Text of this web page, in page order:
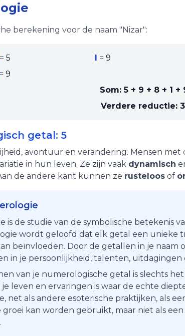
berekening voor de naam "Nizar":
= 5 I =9
9
Som:5 + 9 + 8 + 1 +
Verdere reductie:
getal: 5
, avontuur en verandering. Mensen met
in hun leven. Ze zijn vaak dynamisch
de andere kant kunnen ze rusteloos of
is de studie van de symbolische betekenis
wordt geloofd dat elk getal een unieke
beïnvloeden. Door de getallen in je
in je persoonlijkheid, talenten, uitdagingen
van je numerologische getal is slechts
leven en ervaringen is waar de echte
net als andere esoterische praktijken, als
groei kan worden gebruikt, maar niet als